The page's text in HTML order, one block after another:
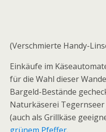
(Verschmierte Handy-
Einkäufe im
für die Wahl dieser
Bargeld-Bestände
Naturkäserei Tegernseer
(auch als Grillkäse